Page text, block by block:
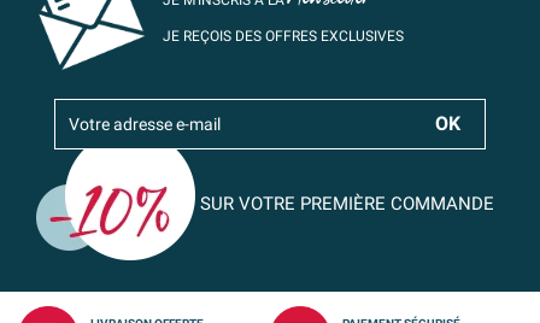
JE REÇOIS DES OFFRES EXCLUSIVES
SUR VOTRE PREMIÈRE COMMANDE